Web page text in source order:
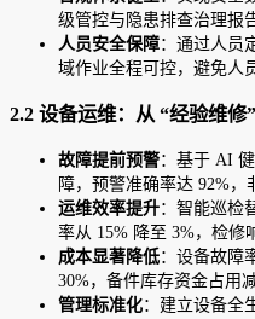
级管控与隐患排查治理报
人员安全保障：通过人员
域作业全程可控，避免人
2.2 设备运维：从 “经验维修
故障提前预警：基于 AI
障，预警准确率达 92%，
运维效率提升：智能巡检
率从 15% 降至 3%，检修
成本显著降低：设备故障
30%，备件库存资金占用
管理标准化：建立设备全